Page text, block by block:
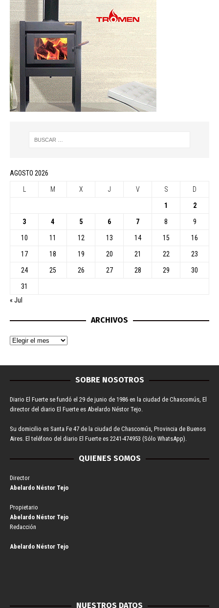
AGOSTO 2026
L M X J V S D
1 2
3 4 5 6 7 8 9
10 11 12 13 14 15 16
17 18 19 20 21 22 23
24 25 26 27 28 29 30
31
« Jul
ARCHIVOS
SOBRE NOSOTROS
Diario El Fuerte se fundó el 29 de junio de 1986 en la ciudad de Chascomús, El
director del diario El Fuerte es Abelardo Néstor Tejo.
Su domicilio es Santa Fe 47 de la ciudad de Chascomús, Provincia de Buenos
Aires. El teléfono del diario El Fuerte es 2241-474953 (Sólo WhatsApp).
QUIENES SOMOS
Director
Abelardo Néstor Tejo
Propietario
Abelardo Néstor Tejo
Redacción
Abelardo Néstor Tejo
NUESTROS DATOS